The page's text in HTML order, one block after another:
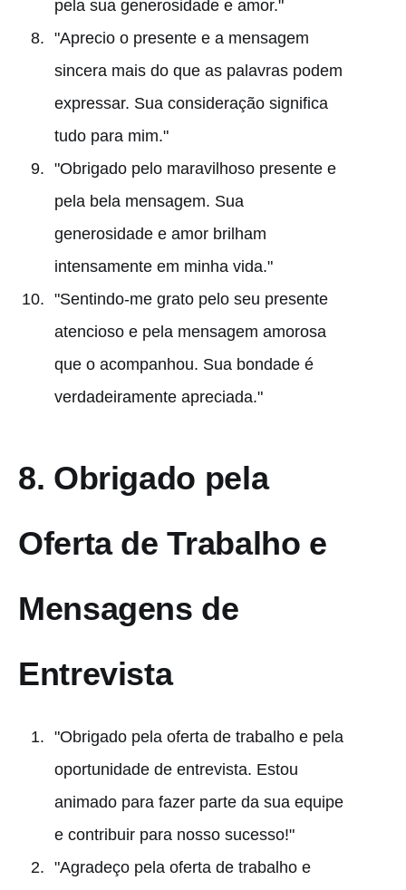
pela sua generosidade e amor."
"Aprecio o presente e a mensagem
sincera mais do que as palavras podem
expressar. Sua consideração significa
tudo para mim."
"Obrigado pelo maravilhoso presente e
pela bela mensagem. Sua
generosidade e amor brilham
intensamente em minha vida."
"Sentindo-me grato pelo seu presente
atencioso e pela mensagem amorosa
que o acompanhou. Sua bondade é
verdadeiramente apreciada."
8. Obrigado pela
Oferta de Trabalho e
Mensagens de
Entrevista
"Obrigado pela oferta de trabalho e pela
oportunidade de entrevista. Estou
animado para fazer parte da sua equipe
e contribuir para nosso sucesso!"
"Agradeço pela oferta de trabalho e